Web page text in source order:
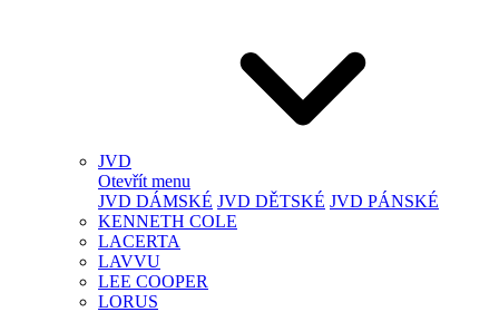
JVD
Otevřít menu
JVD DÁMSKÉ JVD DĚTSKÉ JVD PÁNSKÉ
KENNETH COLE
LACERTA
LAVVU
LEE COOPER
LORUS